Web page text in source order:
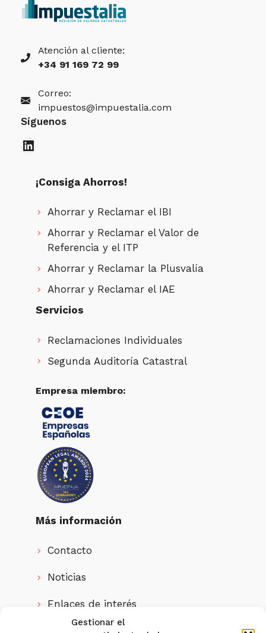
Gestionar el
Atención al cliente:
+34 91 169 72 99
Correo:
impuestos@impuestalia.com
Síguenos
LinkedIn
¡Consiga Ahorros!
Ahorrar y Reclamar el IBI
Ahorrar y Reclamar el Valor de
Referencia y el ITP
Ahorrar y Reclamar la Plusvalía
Ahorrar y Reclamar el IAE
Servicios
Reclamaciones Individuales
Segunda Auditoría Catastral
Empresa miembro:
Más información
Contacto
Noticias
Enlaces de interés